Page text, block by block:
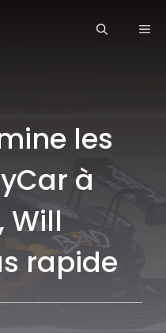
les
à
Will
rapide